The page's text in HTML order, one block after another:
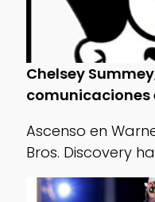
Chelsey
comunicaciones
Ascenso en
Bros. Discovery